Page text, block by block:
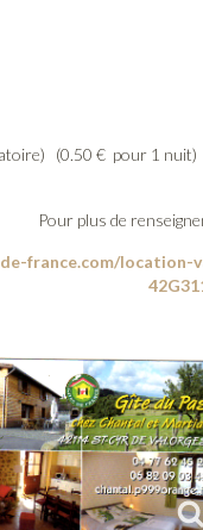
(0.50 € pour 1 nuit)
Pour plus de
france.com/location-